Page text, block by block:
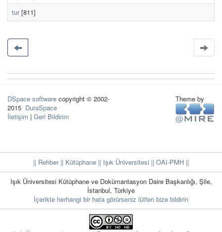
tur[811]
DSpace software copyright © 2002-
2015 DuraSpace
İletişim | Geri Bildirim
Theme by
|| Rehber|| Kütüphane || Işık Üniversitesi || OAI-PMH ||
Işık Üniversitesi Kütüphane ve Dokümantasyon Daire Başkanlığı, Şile,
İstanbul, Türkiye
İçerikte herhangi bir hata görürseniz lütfen bize bildirin